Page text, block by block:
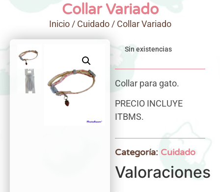
Collar Variado
Inicio/ Cuidado/ Collar Variado
Sin existencias
Collar para gato.
PRECIO INCLUYE
ITBMS.
Categoría: Cuidado
Valoraciones